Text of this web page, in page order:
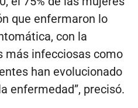
que enfermaron lo
con la
más infecciosas como
han evolucionado
enfermedad”, precisó.